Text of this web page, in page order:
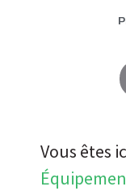
Vous êtes